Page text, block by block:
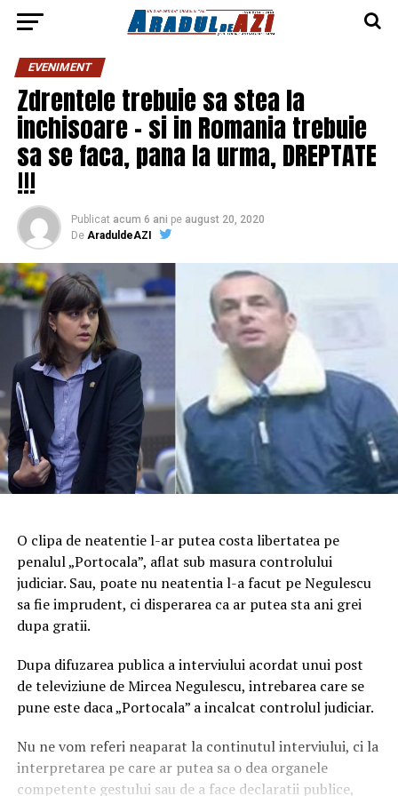
EVENIMENT
Zdrentele trebuie sa stea la
inchisoare – si in Romania trebuie
sa se faca, pana la urma, DREPTATE
!!!
Publicat acum 6 ani pe august 20, 2020
De AraduldeAZI
O clipa de neatentie l-ar putea costa libertatea pe
penalul „Portocala”, aflat sub masura controlului
judiciar. Sau, poate nu neatentia l-a facut pe Negulescu
sa fie imprudent, ci disperarea ca ar putea sta ani grei
dupa gratii.
Dupa difuzarea publica a interviului acordat unui post
de televiziune de Mircea Negulescu, intrebarea care se
pune este daca „Portocala” a incalcat controlul judiciar.
Nu ne vom referi neaparat la continutul interviului, ci la
interpretarea pe care ar putea sa o dea organele
competente gestului sau de a face declaratii publice,